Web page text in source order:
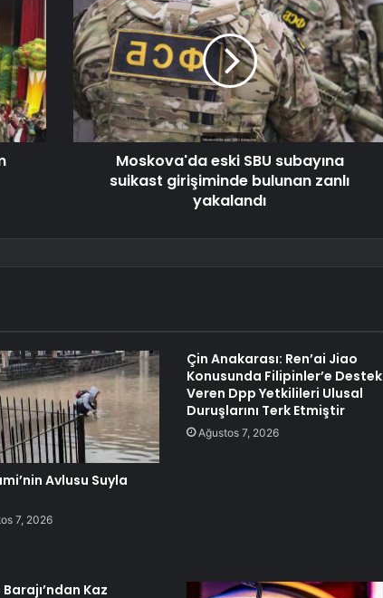
Moskova'da eski SBU subayına
suikast girişiminde bulunan zanlı
yakalandı
Avlusu Suyla
7, 2026
Çin Anakarası: Ren’ai Jiao
Konusunda Filipinler’e Destek
Veren Dpp Yetkilileri Ulusal
Duruşlarını Terk Etmiştir
Ağustos 7, 2026
Kaz